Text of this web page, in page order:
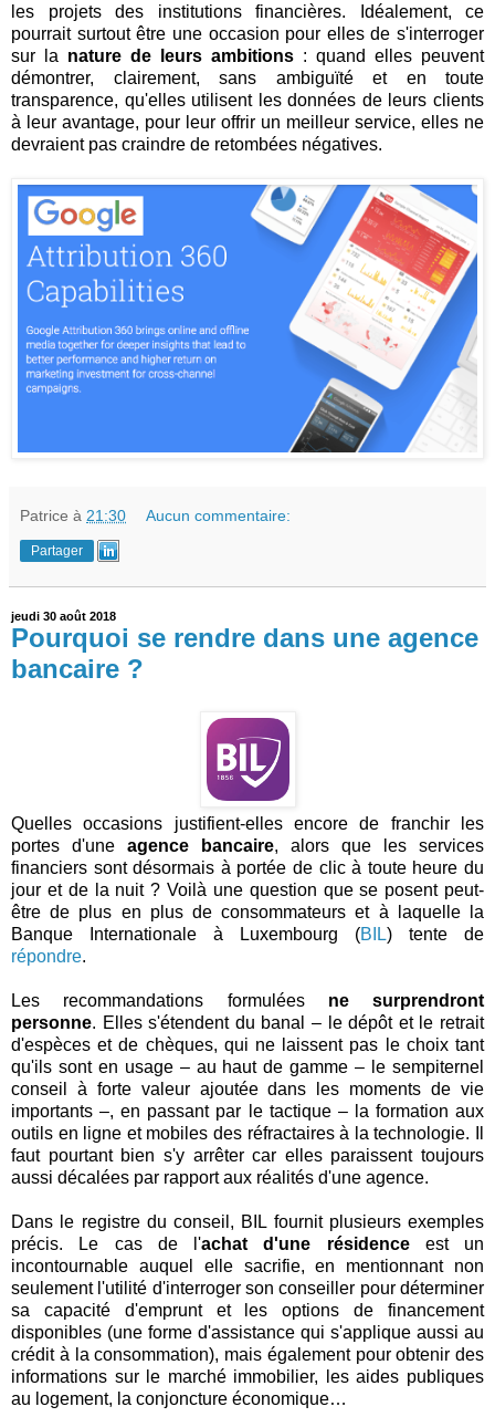
les projets des institutions financières. Idéalement, ce
pourrait surtout être une occasion pour elles de s'interroger
sur la nature de leurs ambitions : quand elles peuvent
démontrer, clairement, sans ambiguïté et en toute
transparence, qu'elles utilisent les données de leurs clients
à leur avantage, pour leur offrir un meilleur service, elles ne
devraient pas craindre de retombées négatives.
Patrice à 21:30 Aucun commentaire:
Partager
jeudi 30 août 2018
Pourquoi se rendre dans une agence
bancaire ?
Quelles occasions justifient-elles encore de franchir les
portes d'une agence bancaire, alors que les services
financiers sont désormais à portée de clic à toute heure du
jour et de la nuit ? Voilà une question que se posent peut-
être de plus en plus de consommateurs et à laquelle la
Banque Internationale à Luxembourg (BIL) tente de
répondre.
Les recommandations formulées ne surprendront
personne. Elles s'étendent du banal – le dépôt et le retrait
d'espèces et de chèques, qui ne laissent pas le choix tant
qu'ils sont en usage – au haut de gamme – le sempiternel
conseil à forte valeur ajoutée dans les moments de vie
importants –, en passant par le tactique – la formation aux
outils en ligne et mobiles des réfractaires à la technologie. Il
faut pourtant bien s'y arrêter car elles paraissent toujours
aussi décalées par rapport aux réalités d'une agence.
Dans le registre du conseil, BIL fournit plusieurs exemples
précis. Le cas de l'achat d'une résidenceest un
incontournable auquel elle sacrifie, en mentionnant non
seulement l'utilité d'interroger son conseiller pour déterminer
sa capacité d'emprunt et les options de financement
disponibles (une forme d'assistance qui s'applique aussi au
crédit à la consommation), mais également pour obtenir des
informations sur le marché immobilier, les aides publiques
au logement, la conjoncture économique…